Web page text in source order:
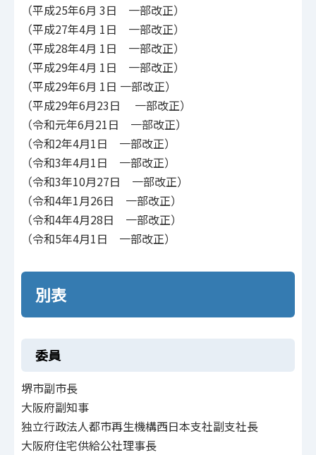
（平成25年6月 3日 一部改正）
（平成27年4月 1日 一部改正）
（平成28年4月 1日 一部改正）
（平成29年4月 1日 一部改正）
（平成29年6月 1日 一部改正）
（平成29年6月23日 一部改正）
（令和元年6月21日 一部改正）
（令和2年4月1日 一部改正）
（令和3年4月1日 一部改正）
（令和3年10月27日 一部改正）
（令和4年1月26日 一部改正）
（令和4年4月28日 一部改正）
（令和5年4月1日 一部改正）
別表
委員
堺市副市長
大阪府副知事
独立行政法人都市再生機構西日本支社副支社長
大阪府住宅供給公社理事長